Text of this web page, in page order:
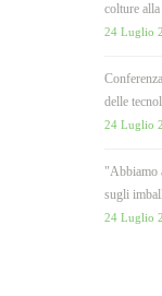
colture
24 Luglio
delle
24 Luglio
"Abbiamo
sugli
24 Luglio